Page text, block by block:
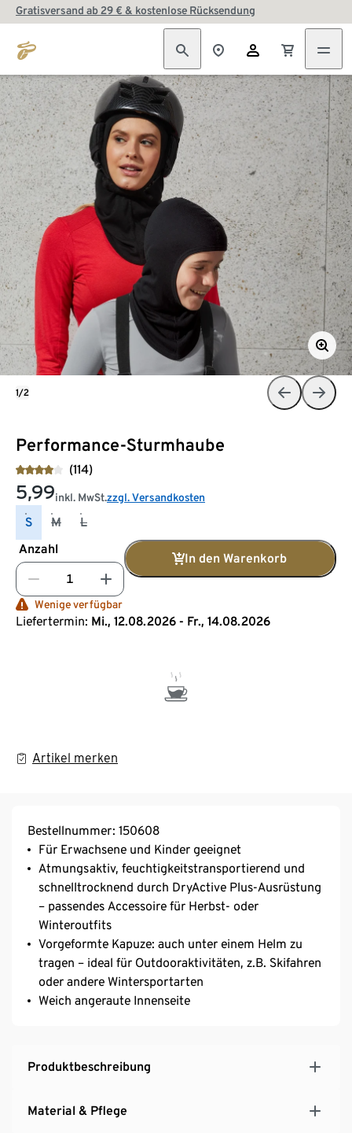
Gratisversand ab 29 € & kostenlose Rücksendung
Performance-Sturmhaube
(114)
5,99inkl. MwSt.zzgl. Versandkosten
S M
L
Anzahl
In den Warenkorb
Wenige verfügbar
Liefertermin: Mi., 12.08.2026 - Fr., 14.08.2026
Artikel merken
1/2
Bestellnummer: 150608
Für Erwachsene und Kinder geeignet
Atmungsaktiv, feuchtigkeitstransportierend und
schnelltrocknend durch DryActive Plus-Ausrüstung
– passendes Accessoire für Herbst- oder
Winteroutfits
Vorgeformte Kapuze: auch unter einem Helm zu
tragen – ideal für Outdooraktivitäten, z.B. Skifahren
oder andere Wintersportarten
Weich angeraute Innenseite
Produktbeschreibung
Material & Pflege